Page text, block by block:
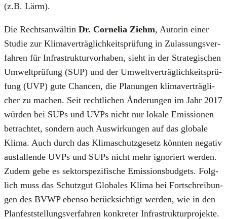
(z.B. Lärm).
Die Rechts­an­wäl­tin Dr. Cor­ne­lia Ziehm, Autorin einer
Stu­die zur Kli­ma­ver­träg­lich­keits­prü­fung in Zulas­sungs­ver­
fah­ren für Infra­struk­tur­vor­ha­ben, sieht in der Stra­te­gi­schen
Umwelt­prü­fung (SUP) und der Umwelt­ver­träg­lich­keits­prü­
fung (UVP) gute Chan­cen, die Pla­nun­gen kli­ma­ver­träg­li­
cher zu machen. Seit recht­li­chen Ände­run­gen im Jahr 2017
wür­den bei SUPs und UVPs nicht nur loka­le Emis­sio­nen
betrach­tet, son­dern auch Aus­wir­kun­gen auf das glo­ba­le
Kli­ma. Auch durch das Kli­ma­schutz­ge­setz könn­ten nega­tiv
aus­fal­len­de UVPs und SUPs nicht mehr igno­riert wer­den.
Zudem gebe es sek­tor­spe­zi­fi­sche Emis­si­ons­bud­gets. Folg­
lich muss das Schutz­gut Glo­ba­les Kli­ma bei Fort­schrei­bun­
gen des BVWP eben­so berück­sich­tigt wer­den, wie in den
Plan­fest­stel­lungs­ver­fah­ren kon­kre­ter Infra­struk­tur­pro­jek­te.